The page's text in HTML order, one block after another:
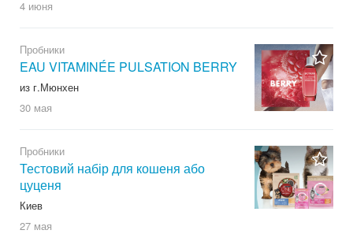
4 июня
Пробники
EAU VITAMINÉE PULSATION BERRY
из г.Мюнхен
30 мая
Пробники
Тестовий набір для кошеня або
цуценя
Киев
27 мая